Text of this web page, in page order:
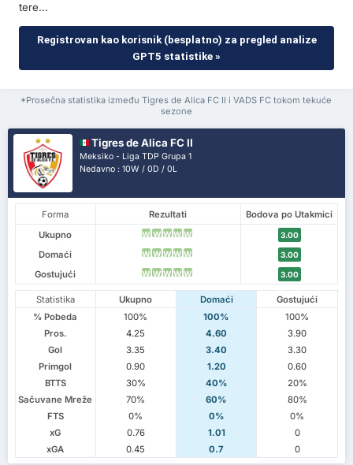
tere...
Registrovan kao korisnik (besplatno) za pregled analize
GPT5 statistike »
*Prosečna statistika između Tigres de Alica FC II i VADS FC tokom tekuće
sezone
Tigres de Alica FC II
Meksiko - Liga TDP Grupa 1
Nedavno : 10W / 0D / 0L
Forma Rezultati
Bodova po Utakmici
Ukupno
W W W W W 3.00
Domaći W W W W W 3.00
Gostujući W W W W W 3.00
Statistika Ukupno Domaći
Gostujući
% Pobeda
100% 100%
100%
Pros.
4.25 4.60
3.90
Gol
3.35 3.40
3.30
Primgol
0.90 1.20
0.60
BTTS
30% 40%
20%
Sačuvane Mreže
70% 60%
80%
FTS
0% 0%
0%
xG
0.76 1.01
0
xGA
0.45 0.7 0